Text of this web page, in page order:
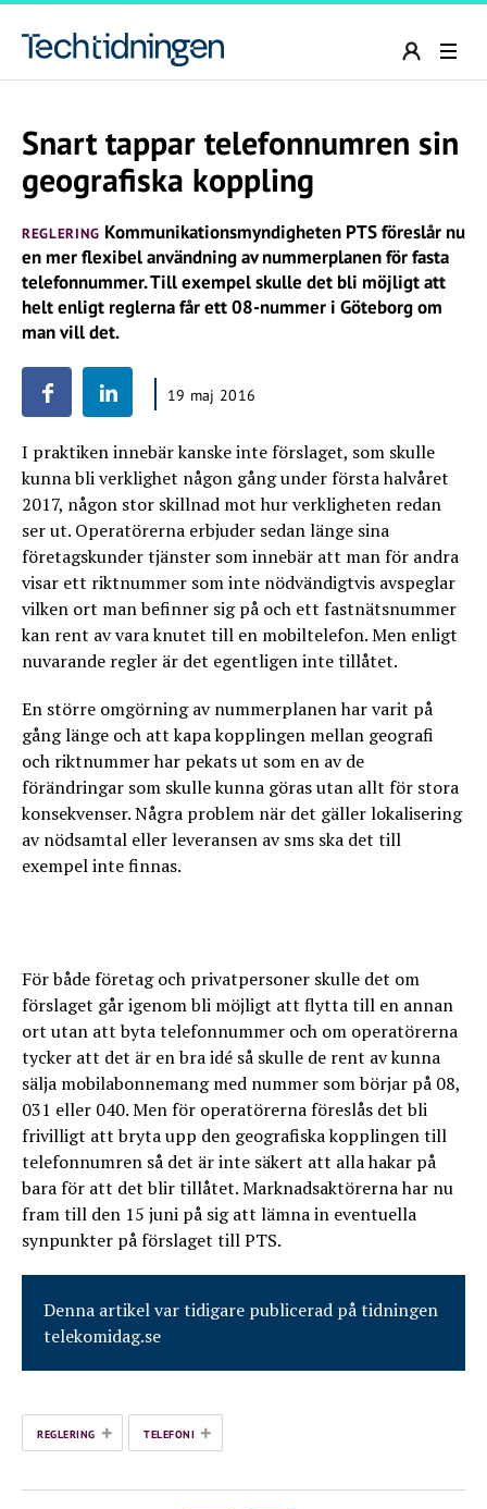
Snart tappar telefonnumren sin
geografiska koppling
REGLERING Kommunikationsmyndigheten PTS föreslår nu
en mer flexibel användning av nummerplanen för fasta
telefonnummer. Till exempel skulle det bli möjligt att
helt enligt reglerna får ett 08-nummer i Göteborg om
man vill det.
19 maj 2016
I praktiken innebär kanske inte förslaget, som skulle
kunna bli verklighet någon gång under första halvåret
2017, någon stor skillnad mot hur verkligheten redan
ser ut. Operatörerna erbjuder sedan länge sina
företagskunder tjänster som innebär att man för andra
visar ett riktnummer som inte nödvändigtvis avspeglar
vilken ort man befinner sig på och ett fastnätsnummer
kan rent av vara knutet till en mobiltelefon. Men enligt
nuvarande regler är det egentligen inte tillåtet.
En större omgörning av nummerplanen har varit på
gång länge och att kapa kopplingen mellan geografi
och riktnummer har pekats ut som en av de
förändringar som skulle kunna göras utan allt för stora
konsekvenser. Några problem när det gäller lokalisering
av nödsamtal eller leveransen av sms ska det till
exempel inte finnas.
För både företag och privatpersoner skulle det om
förslaget går igenom bli möjligt att flytta till en annan
ort utan att byta telefonnummer och om operatörerna
tycker att det är en bra idé så skulle de rent av kunna
sälja mobilabonnemang med nummer som börjar på 08,
031 eller 040. Men för operatörerna föreslås det bli
frivilligt att bryta upp den geografiska kopplingen till
telefonnumren så det är inte säkert att alla hakar på
bara för att det blir tillåtet. Marknadsaktörerna har nu
fram till den 15 juni på sig att lämna in eventuella
synpunkter på förslaget till PTS.
Denna artikel var tidigare publicerad på tidningen
telekomidag.se
REGLERING + TELEFONI +